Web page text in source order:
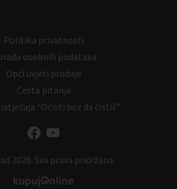
Politika privatnosti
osobnih podataka
Opći uvjeti prodaje
Česta pitanja
“Očisti bez da čistiš”
2026. Sva prava pridržana.